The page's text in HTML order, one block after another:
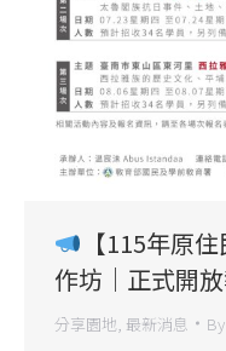
【115年原
作坊｜正式開放
分享園地 最新消息 By